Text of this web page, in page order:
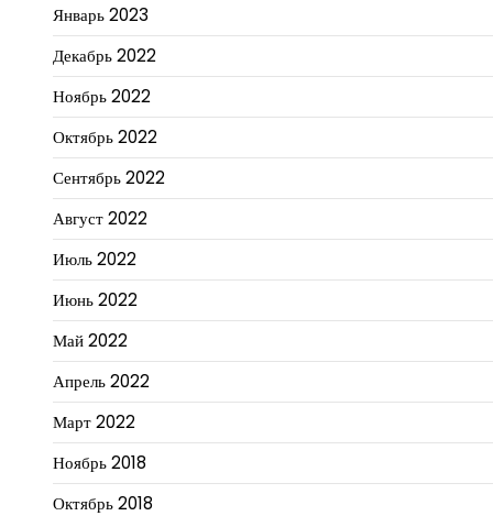
Январь 2023
Декабрь 2022
Ноябрь 2022
Октябрь 2022
Сентябрь 2022
Август 2022
Июль 2022
Июнь 2022
Май 2022
Апрель 2022
Март 2022
Ноябрь 2018
Октябрь 2018